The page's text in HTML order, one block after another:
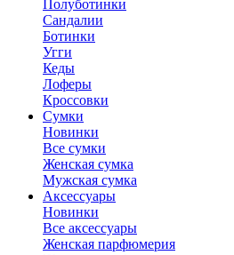
Полуботинки
Сандалии
Ботинки
Угги
Кеды
Лоферы
Кроссовки
Сумки
Новинки
Все сумки
Женская сумка
Мужская сумка
Аксессуары
Новинки
Все аксессуары
Женская парфюмерия